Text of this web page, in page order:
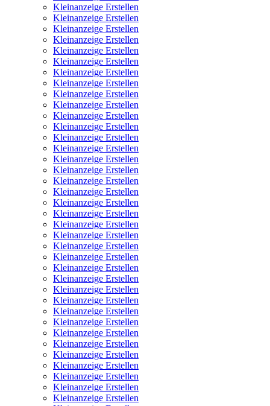
Kleinanzeige Erstellen
Kleinanzeige Erstellen
Kleinanzeige Erstellen
Kleinanzeige Erstellen
Kleinanzeige Erstellen
Kleinanzeige Erstellen
Kleinanzeige Erstellen
Kleinanzeige Erstellen
Kleinanzeige Erstellen
Kleinanzeige Erstellen
Kleinanzeige Erstellen
Kleinanzeige Erstellen
Kleinanzeige Erstellen
Kleinanzeige Erstellen
Kleinanzeige Erstellen
Kleinanzeige Erstellen
Kleinanzeige Erstellen
Kleinanzeige Erstellen
Kleinanzeige Erstellen
Kleinanzeige Erstellen
Kleinanzeige Erstellen
Kleinanzeige Erstellen
Kleinanzeige Erstellen
Kleinanzeige Erstellen
Kleinanzeige Erstellen
Kleinanzeige Erstellen
Kleinanzeige Erstellen
Kleinanzeige Erstellen
Kleinanzeige Erstellen
Kleinanzeige Erstellen
Kleinanzeige Erstellen
Kleinanzeige Erstellen
Kleinanzeige Erstellen
Kleinanzeige Erstellen
Kleinanzeige Erstellen
Kleinanzeige Erstellen
Kleinanzeige Erstellen